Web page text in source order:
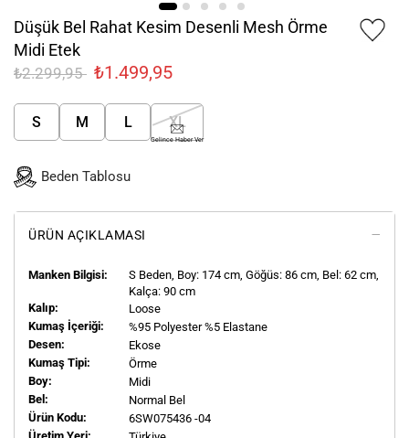
Düşük Bel Rahat Kesim Desenli Mesh Örme
Midi Etek
₺2.299,95 ₺1.499,95
S M L XL
Gelince Haber Ver
Beden Tablosu
ÜRÜN AÇIKLAMASI
Manken Bilgisi: S Beden, Boy: 174 cm, Göğüs: 86 cm, Bel: 62 cm,
Kalça: 90 cm
Kalıp:
Loose
Kumaş İçeriği:
%95 Polyester %5 Elastane
Desen:
Ekose
Kumaş Tipi:
Örme
Boy:
Midi
Bel:
Normal Bel
Ürün Kodu:
6SW075436 -04